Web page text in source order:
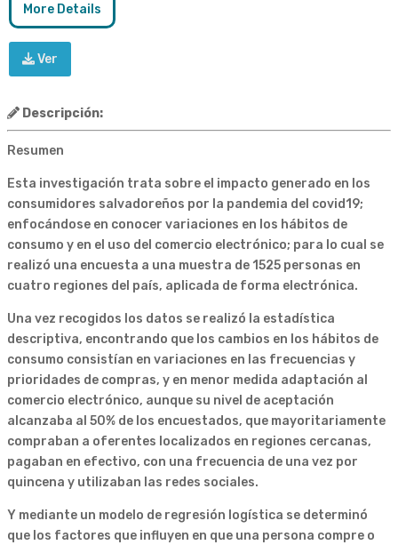
More Details
Ver
Descripción:
Resumen
Esta investigación trata sobre el impacto generado en los
consumidores salvadoreños por la pandemia del covid19;
enfocándose en conocer variaciones en los hábitos de
consumo y en el uso del comercio electrónico; para lo cual se
realizó una encuesta a una muestra de 1525 personas en
cuatro regiones del país, aplicada de forma electrónica.
Una vez recogidos los datos se realizó la estadística
descriptiva, encontrando que los cambios en los hábitos de
consumo consistían en variaciones en las frecuencias y
prioridades de compras, y en menor medida adaptación al
comercio electrónico, aunque su nivel de aceptación
alcanzaba al 50% de los encuestados, que mayoritariamente
compraban a oferentes localizados en regiones cercanas,
pagaban en efectivo, con una frecuencia de una vez por
quincena y utilizaban las redes sociales.
Y mediante un modelo de regresión logística se determinó
que los factores que influyen en que una persona compre o